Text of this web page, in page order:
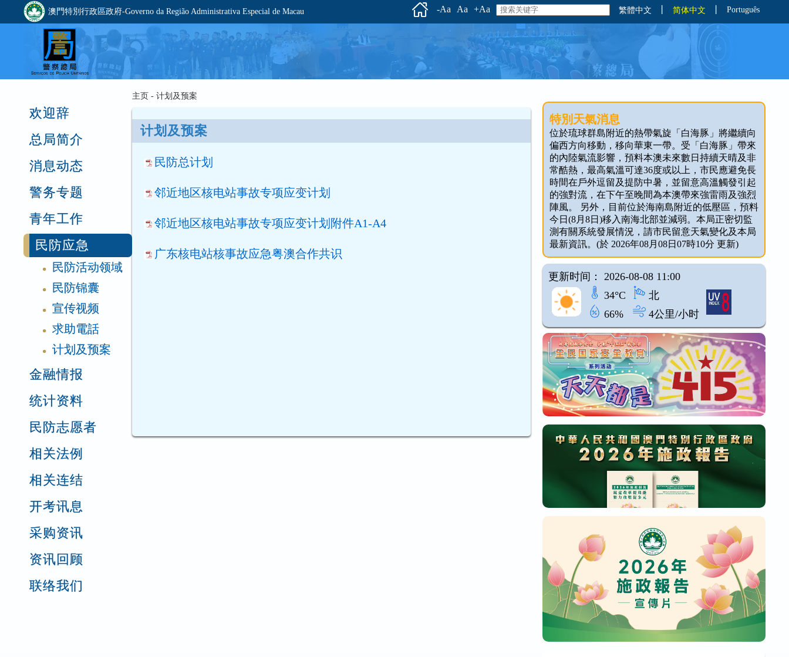
澳門特別行政區政府-Governo da Região Administrativa Especial de Macau -Aa Aa +Aa 繁體中文 简体中文 Português
欢迎辞
总局简介
消息动态
警务专题
青年工作
民防应急
● 民防活动领域
● 民防锦囊
● 宣传视频
● 求助電話
● 计划及预案
金融情报
统计资料
民防志愿者
相关法例
相关连结
开考讯息
采购资讯
资讯回顾
联络我们
主页 - 计划及预案
计划及预案
民防总计划
邻近地区核电站事故专项应变计划
邻近地区核电站事故专项应变计划附件A1-A4
广东核电站核事故应急粤澳合作共识
特別天氣消息
位於琉球群島附近的熱帶氣旋「白海豚」將繼續向
偏西方向移動，移向華東一帶。受「白海豚」帶來
的內陸氣流影響，預料本澳未來數日持續天晴及非
常酷熱，最高氣溫可達36度或以上，市民應避免長
時間在戶外逗留及提防中暑，並留意高溫觸發引起
的強對流，在下午至晚間為本澳帶來強雷雨及強烈
陣風。 另外，目前位於海南島附近的低壓區，預料
今日(8月8日)移入南海北部並減弱。本局正密切監
測有關系統發展情況，請市民留意天氣變化及本局
最新資訊。(於 2026年08月08日07時10分 更新)
更新时间： 2026-08-08 11:00
34°C
北
66%
4公里/小时